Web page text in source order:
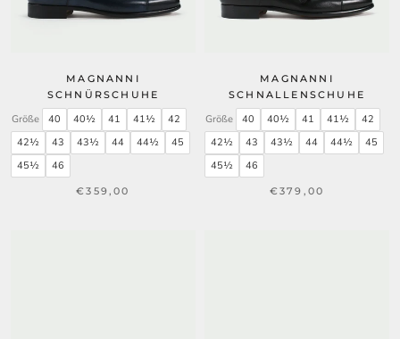
MAGNANNI
SCHNÜRSCHUHE
Größe 40 40½ 41 41½
42
42½
43 43½ 44 44½
45
45½
46
€359,00
MAGNANNI
SCHNALLENSCHUHE
Größe 40 40½ 41 41½
42
42½
43 43½ 44 44½
45
45½
46
€379,00